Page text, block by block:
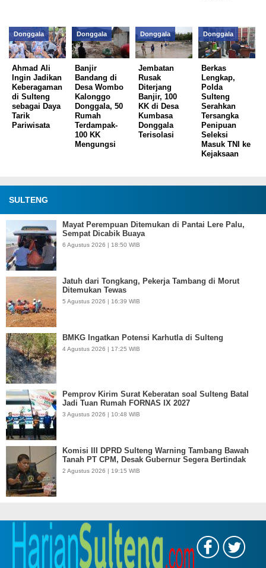
Donggala
Ahmad Ali
Ingin Jadikan
Keberagaman
di Sulteng
sebagai Daya
Tarik
Pariwisata
Donggala
Banjir
Bandang di
Desa Wombo
Kalonggo
Donggala, 50
Rumah
Terdampak-
100 KK
Mengungsi
Donggala
Jembatan
Rusak
Diterjang
Banjir, 100
KK di Desa
Kumbasa
Donggala
Terisolasi
Donggala
Berkas
Lengkap,
Polda
Sulteng
Serahkan
Tersangka
Penipuan
Seleksi
Masuk TNI ke
Kejaksaan
SULTENG
Mayat Perempuan Ditemukan di Pantai Lere Palu,
Sempat Dicabik Buaya
6 Agustus 2026 | 18:50 WIB
Jatuh dari Tongkang, Pekerja Tambang di Morut
Ditemukan Tewas
5 Agustus 2026 | 16:39 WIB
BMKG Ingatkan Potensi Karhutla di Sulteng
4 Agustus 2026 | 17:25 WIB
Pemprov Kirim Surat Keberatan soal Sulteng Batal
Jadi Tuan Rumah FORNAS IX 2027
3 Agustus 2026 | 10:48 WIB
Komisi III DPRD Sulteng Warning Tambang Bawah
Tanah PT CPM, Desak Gubernur Segera Bertindak
2 Agustus 2026 | 19:15 WIB